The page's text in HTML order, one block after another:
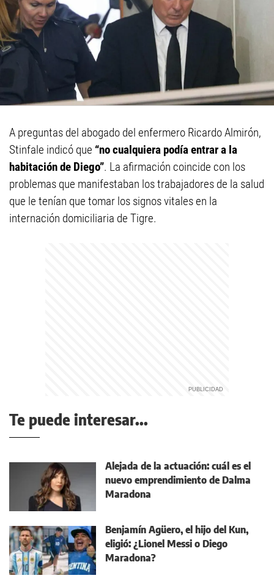
A preguntas del abogado del enfermero Ricardo Almirón,
Stinfale indicó que “no cualquiera podía entrar a la
habitación de Diego”. La afirmación coincide con los
problemas que manifestaban los trabajadores de la salud
que le tenían que tomar los signos vitales en la
internación domiciliaria de Tigre.
Te puede interesar...
Alejada de la actuación: cuál es el
nuevo emprendimiento de Dalma
Maradona
Benjamín Agüero, el hijo del Kun,
eligió: ¿Lionel Messi o Diego
Maradona?